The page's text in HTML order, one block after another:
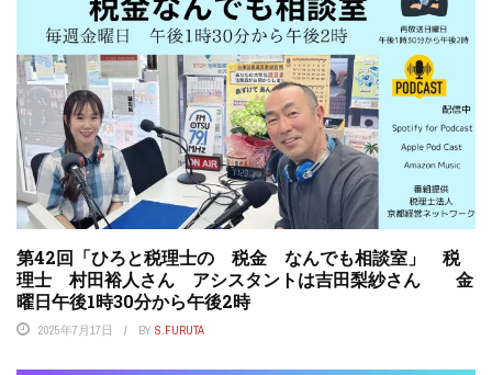
第42回「ひろと税理士の 税金 なんでも相談室」 税
理士 村田裕人さん アシスタントは吉田梨紗さん 金
曜日午後1時30分から午後2時
2025年7月17日 BY S.FURUTA